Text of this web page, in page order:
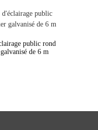
public rond
de 6 m